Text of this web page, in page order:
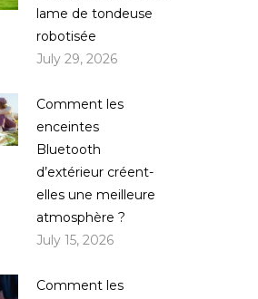
lame de tondeuse
robotisée
July 29, 2026
Comment les
enceintes
Bluetooth
d’extérieur créent-
elles une meilleure
atmosphère ?
July 15, 2026
Comment les